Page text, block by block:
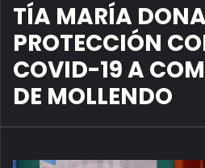
TÍA MARÍA
PROTECCIÓN
COVID-19 A
DE MOLLENDO